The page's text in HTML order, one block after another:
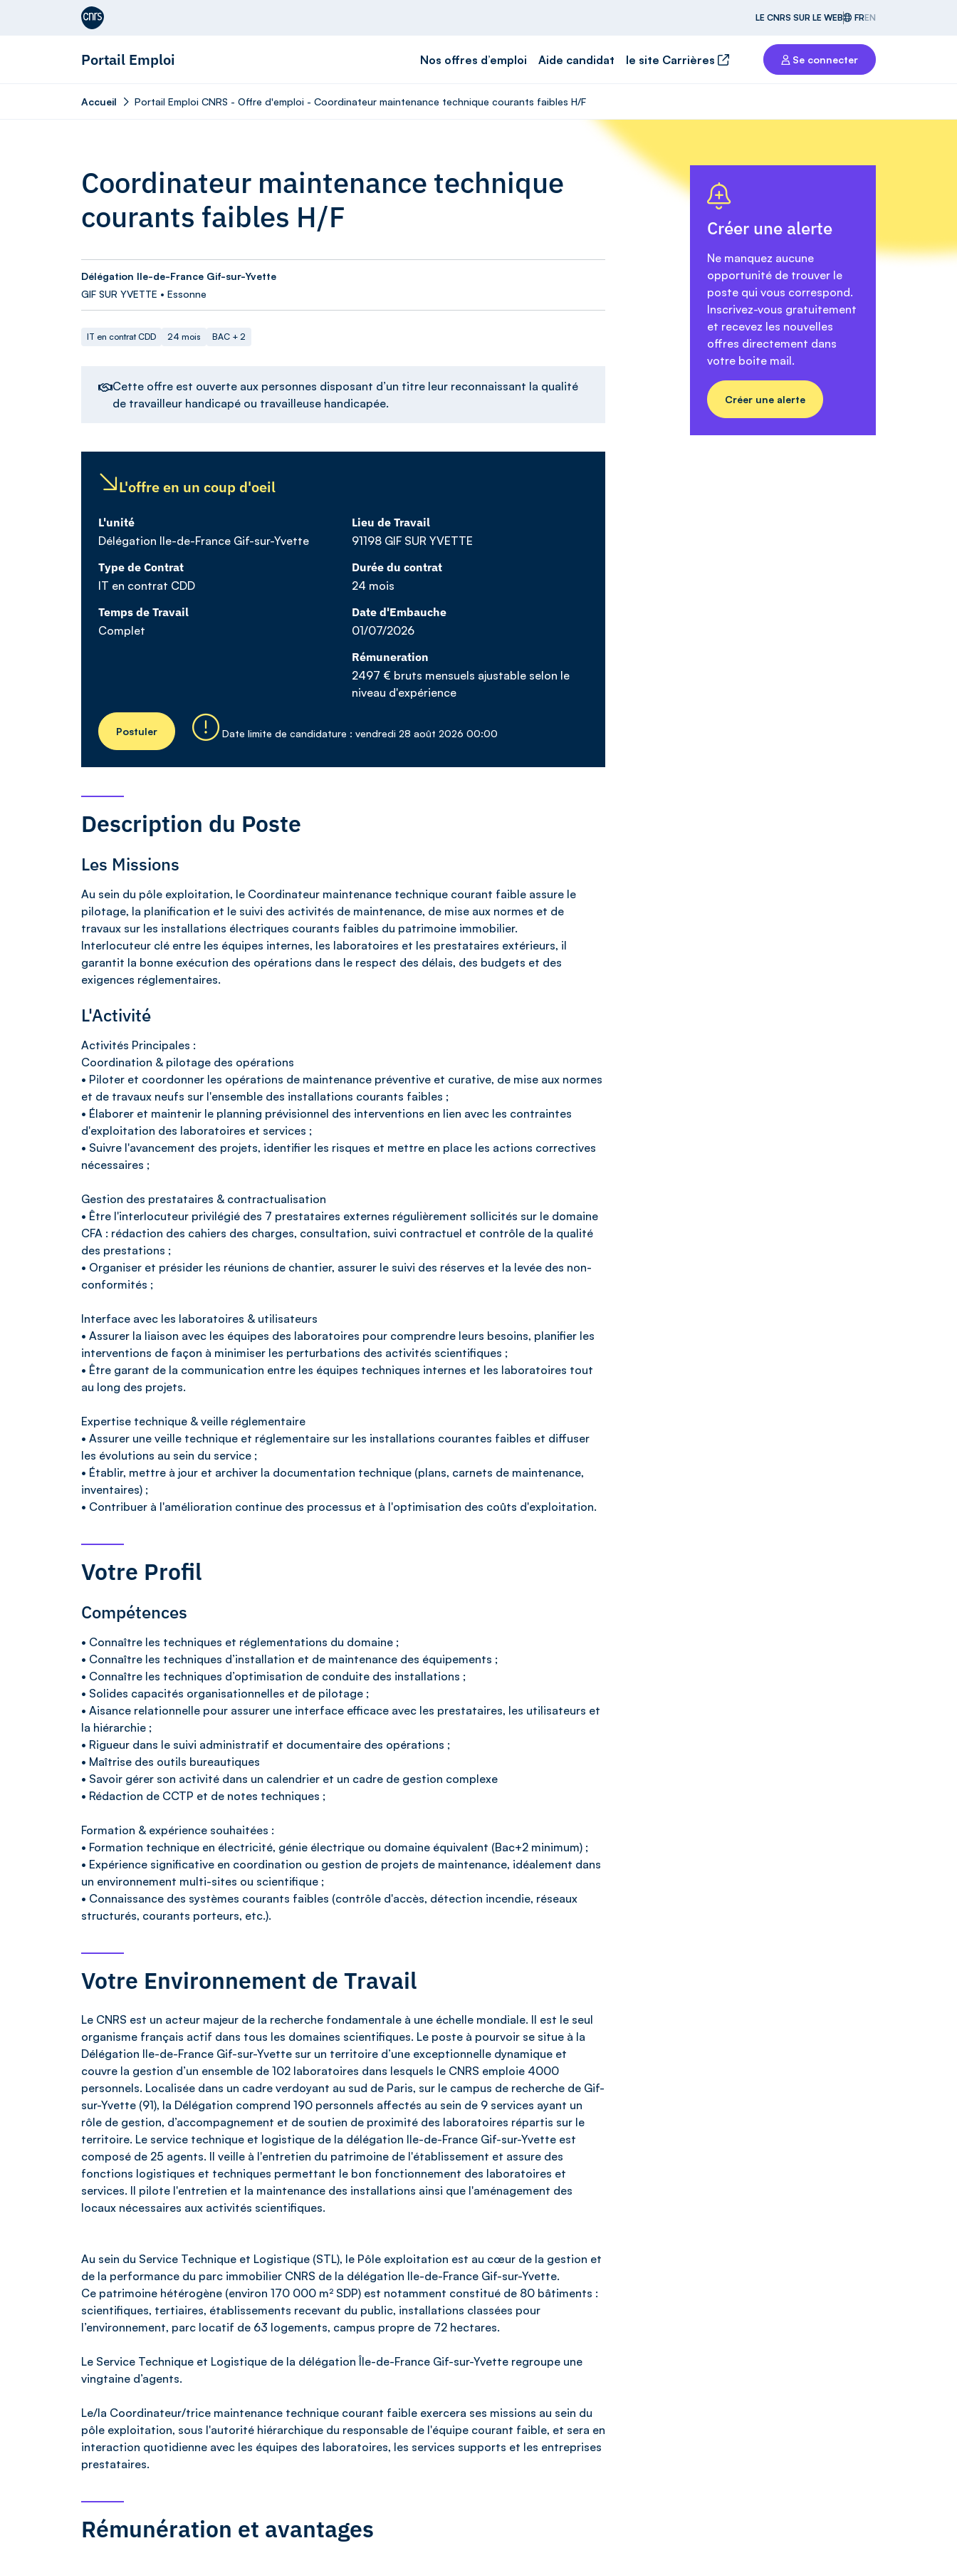
Aller au contenu
LE CNRS SUR LE WEB FREN
Portail Emploi Nos offres d’emploi Aide candidat le site Carrières Se connecter
Accueil Portail Emploi CNRS - Offre d'emploi - Coordinateur maintenance technique courants faibles H/F
Coordinateur maintenance technique
courants faibles H/F
Délégation Ile-de-France Gif-sur-Yvette
GIF SUR YVETTE • Essonne
IT en contrat CDD 24 mois BAC + 2
Cette offre est ouverte aux personnes disposant d’un titre leur reconnaissant la qualité
de travailleur handicapé ou travailleuse handicapée.
L'offre en un coup d'oeil
L'unité
Délégation Ile-de-France Gif-sur-Yvette
Type de Contrat
IT en contrat CDD
Temps de Travail
Complet
Lieu de Travail
91198 GIF SUR YVETTE
Durée du contrat
24 mois
Date d'Embauche
01/07/2026
Rémuneration
2497 € bruts mensuels ajustable selon le
niveau d'expérience
Postuler Date limite de candidature : vendredi 28 août 2026 00:00
Description du Poste
Les Missions
Au sein du pôle exploitation, le Coordinateur maintenance technique courant faible assure le
pilotage, la planification et le suivi des activités de maintenance, de mise aux normes et de
travaux sur les installations électriques courants faibles du patrimoine immobilier.
Interlocuteur clé entre les équipes internes, les laboratoires et les prestataires extérieurs, il
garantit la bonne exécution des opérations dans le respect des délais, des budgets et des
exigences réglementaires.
L'Activité
Activités Principales :
Coordination & pilotage des opérations
• Piloter et coordonner les opérations de maintenance préventive et curative, de mise aux normes
et de travaux neufs sur l'ensemble des installations courants faibles ;
• Élaborer et maintenir le planning prévisionnel des interventions en lien avec les contraintes
d'exploitation des laboratoires et services ;
• Suivre l'avancement des projets, identifier les risques et mettre en place les actions correctives
nécessaires ;
Gestion des prestataires & contractualisation
• Être l'interlocuteur privilégié des 7 prestataires externes régulièrement sollicités sur le domaine
CFA : rédaction des cahiers des charges, consultation, suivi contractuel et contrôle de la qualité
des prestations ;
• Organiser et présider les réunions de chantier, assurer le suivi des réserves et la levée des non-
conformités ;
Interface avec les laboratoires & utilisateurs
• Assurer la liaison avec les équipes des laboratoires pour comprendre leurs besoins, planifier les
interventions de façon à minimiser les perturbations des activités scientifiques ;
• Être garant de la communication entre les équipes techniques internes et les laboratoires tout
au long des projets.
Expertise technique & veille réglementaire
• Assurer une veille technique et réglementaire sur les installations courantes faibles et diffuser
les évolutions au sein du service ;
• Établir, mettre à jour et archiver la documentation technique (plans, carnets de maintenance,
inventaires) ;
• Contribuer à l'amélioration continue des processus et à l'optimisation des coûts d'exploitation.
Votre Profil
Compétences
• Connaître les techniques et réglementations du domaine ;
• Connaître les techniques d’installation et de maintenance des équipements ;
• Connaître les techniques d’optimisation de conduite des installations ;
• Solides capacités organisationnelles et de pilotage ;
• Aisance relationnelle pour assurer une interface efficace avec les prestataires, les utilisateurs et
la hiérarchie ;
• Rigueur dans le suivi administratif et documentaire des opérations ;
• Maîtrise des outils bureautiques
• Savoir gérer son activité dans un calendrier et un cadre de gestion complexe
• Rédaction de CCTP et de notes techniques ;
Formation & expérience souhaitées :
• Formation technique en électricité, génie électrique ou domaine équivalent (Bac+2 minimum) ;
• Expérience significative en coordination ou gestion de projets de maintenance, idéalement dans
un environnement multi-sites ou scientifique ;
• Connaissance des systèmes courants faibles (contrôle d'accès, détection incendie, réseaux
structurés, courants porteurs, etc.).
Votre Environnement de Travail
Le CNRS est un acteur majeur de la recherche fondamentale à une échelle mondiale. Il est le seul
organisme français actif dans tous les domaines scientifiques. Le poste à pourvoir se situe à la
Délégation Ile-de-France Gif-sur-Yvette sur un territoire d’une exceptionnelle dynamique et
couvre la gestion d’un ensemble de 102 laboratoires dans lesquels le CNRS emploie 4000
personnels. Localisée dans un cadre verdoyant au sud de Paris, sur le campus de recherche de Gif-
sur-Yvette (91), la Délégation comprend 190 personnels affectés au sein de 9 services ayant un
rôle de gestion, d’accompagnement et de soutien de proximité des laboratoires répartis sur le
territoire. Le service technique et logistique de la délégation Ile-de-France Gif-sur-Yvette est
composé de 25 agents. Il veille à l'entretien du patrimoine de l'établissement et assure des
fonctions logistiques et techniques permettant le bon fonctionnement des laboratoires et
services. Il pilote l'entretien et la maintenance des installations ainsi que l'aménagement des
locaux nécessaires aux activités scientifiques.
Au sein du Service Technique et Logistique (STL), le Pôle exploitation est au cœur de la gestion et
de la performance du parc immobilier CNRS de la délégation Ile-de-France Gif-sur-Yvette.
Ce patrimoine hétérogène (environ 170 000 m² SDP) est notamment constitué de 80 bâtiments :
scientifiques, tertiaires, établissements recevant du public, installations classées pour
l’environnement, parc locatif de 63 logements, campus propre de 72 hectares.
Le Service Technique et Logistique de la délégation Île-de-France Gif-sur-Yvette regroupe une
vingtaine d’agents.
Le/la Coordinateur/trice maintenance technique courant faible exercera ses missions au sein du
pôle exploitation, sous l'autorité hiérarchique du responsable de l'équipe courant faible, et sera en
interaction quotidienne avec les équipes des laboratoires, les services supports et les entreprises
prestataires.
Rémunération et avantages
Créer une alerte
Ne manquez aucune
opportunité de trouver le
poste qui vous correspond.
Inscrivez-vous gratuitement
et recevez les nouvelles
offres directement dans
votre boite mail.
Créer une alerte